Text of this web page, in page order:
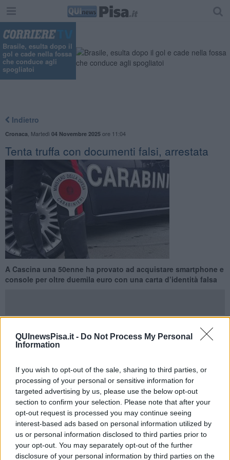
QUInewsPisa.it - Do Not Process My Personal
Information
If you wish to opt-out of the sale, sharing to third parties, or
processing of your personal or sensitive information for
targeted advertising by us, please use the below opt-out
section to confirm your selection. Please note that after your
opt-out request is processed you may continue seeing
interest-based ads based on personal information utilized by
us or personal information disclosed to third parties prior to
your opt-out. You may separately opt-out of the further
disclosure of your personal information by third parties on the
Brasile, esulta dopo il
gol e cade nella fossa
che conduce agli
spogliatoi
Indietro
Cronaca Martedì 04 Novembre 2025ore 11:04
Tenta truffa con documenti falsi, arrestata
A Cascina una 50enne ha provato ad acquistare smartphone e
console per oltre duemila euro con una carta d’identità falsa
CASCINA —Voleva comprare due smartphone e una console di
ma per farlo ha usato documenti falsi. Una donna di 50 anni è stata
arrestata daiCarabinieri della Stazione di Navacchionel
pomeriggio del 30 Ottobre, colta in flagrante mentre tentava di
ottenere un finanziamento in un negozio di elettronica della zona.
L’intervento dei militari è scattato intorno alle 16.30, dopo la
segnalazione arrivata al numero di emergenza 112. Quando i
carabinieri sono giunti sul posto, la donna stava completando la
procedura di acquisto mostrando unaCarta d’Identità Elettronica
e una
Tessera Sanitariache, a seguito dei controlli, si sono